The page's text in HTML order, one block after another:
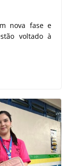
nova fase e
voltado à